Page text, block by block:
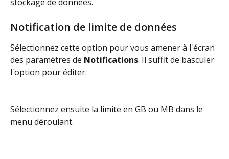
Notification de limite de données
Sélectionnez cette option pour vous amener à l'écran
des paramètres de Notifications. Il suffit de basculer
l'option pour éditer.
Sélectionnez ensuite la limite en GB ou MB dans le
menu déroulant.